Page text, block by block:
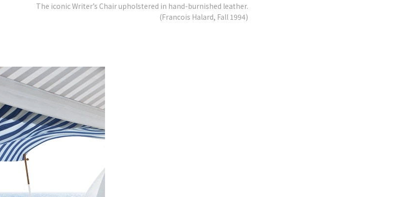
The iconic Writer’s Chair upholstered in hand-burnished leather.
(Francois Halard, Fall 1994)